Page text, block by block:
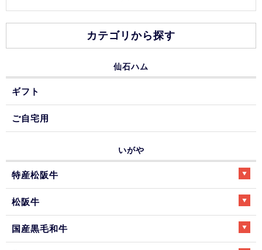
カテゴリから探す
仙石ハム
ギフト
ご自宅用
いがや
特産松阪牛
松阪牛
国産黒毛和牛